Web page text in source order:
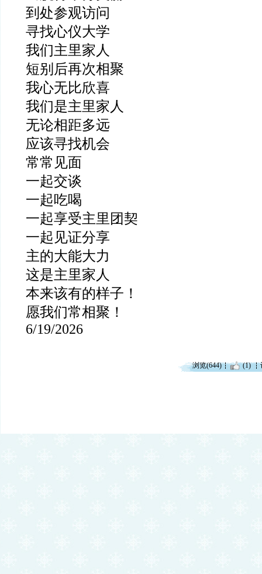
到处参观访问
寻找心仪大学
我们主里家人
短别后再次相聚
我心无比欣喜
我们是主里家人
无论相距多远
应该寻找机会
常常见面
一起交谈
一起吃喝
一起享受主里团契
一起见证分享
主的大能大力
这是主里家人
本来该有的样子！
愿我们常相聚！
6/19/2026
浏览(644) (1)